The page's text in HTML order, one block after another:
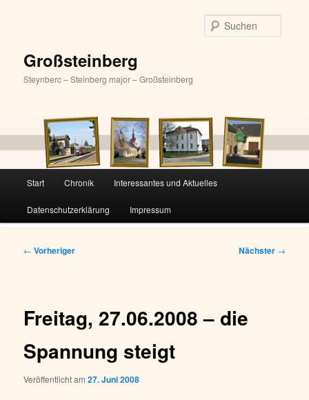
Großsteinberg
Steynberc – Steinberg major – Großsteinberg
Start Chronik Interessantes und Aktuelles
Datenschutzerklärung Impressum
Beitragsnavigation
← Vorheriger Nächster →
Freitag, 27.06.2008 – die
Spannung steigt
Veröffentlicht am27. Juni 2008